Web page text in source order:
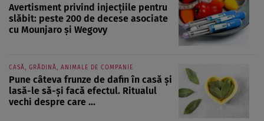
Avertisment privind injecțiile pentru
slăbit: peste 200 de decese asociate
cu Mounjaro și Wegovy
CASĂ, GRĂDINĂ, ANIMALE DE COMPANIE
Pune câteva frunze de dafin în casă și
lasă-le să-și facă efectul. Ritualul
vechi despre care ...